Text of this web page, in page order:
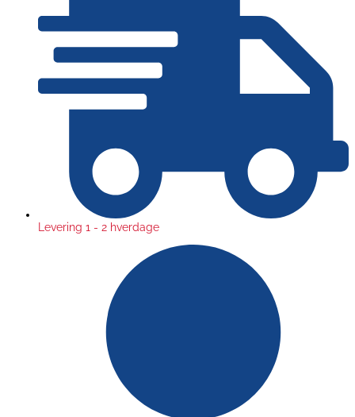
Levering 1 - 2 hverdage